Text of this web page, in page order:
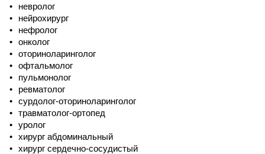
невролог
нейрохирург
нефролог
онколог
оториноларинголог
офтальмолог
пульмонолог
ревматолог
сурдолог-оториноларинголог
травматолог-ортопед
уролог
хирург абдоминальный
хирург сердечно-сосудистый